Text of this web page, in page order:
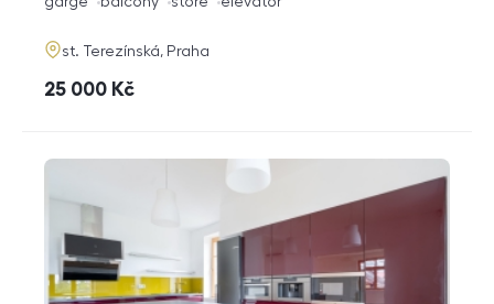
adresa
st. Terezínská, Praha
cena
25 000 Kč